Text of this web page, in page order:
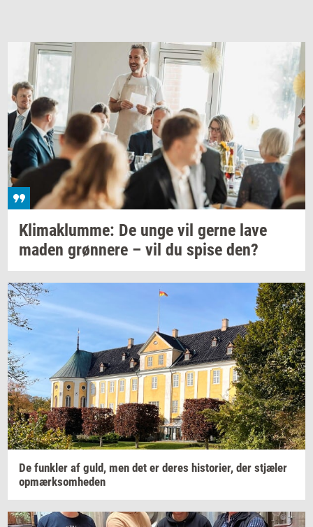
Kli­ma­klum­me: De unge vil gerne lave
maden grøn­ne­re – vil du spise den?
De funk­ler af guld, men det er deres hi­sto­ri­er, der stjæ­ler
op­mærk­som­he­den